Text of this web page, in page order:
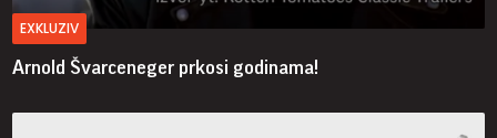
EXKLUZIV
Arnold Švarceneger prkosi godinama!